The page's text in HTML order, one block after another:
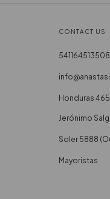
CONTACT US
541164513508
Honduras
Soler 5888
Mayoristas